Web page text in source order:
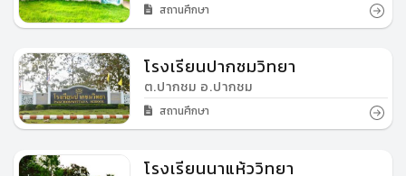
สถานศึกษา
โรงเรียนปากชมวิทยา
ต.ปากชม อ.ปากชม
สถานศึกษา
โรงเรียนนาแห้ววิทยา